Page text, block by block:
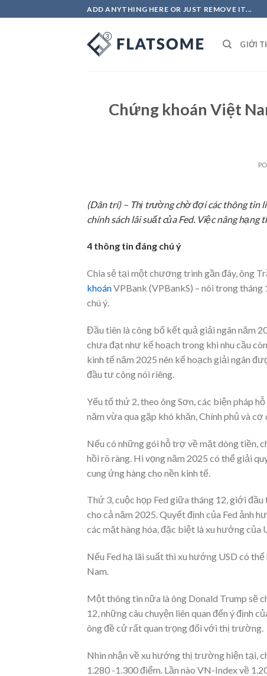
to
ADD ANYTHING HERE OR JUST REMOVE IT...
GIỚI
Chứng khoán Việt
(Dân trí) – Thị trường chờ đợi các thông tin
chính sách lãi suất của Fed. Việc nâng
4 thông tin đáng chú ý
Chia sẻ tại một chương trình gần đây, ông
khoánVPBank (VPBankS) – nói trong
chú ý.
Đầu tiên là công bố kết quả giải ngân năm
chưa đạt như kế hoạch trong khi nhu cầu
kinh tế năm 2025 nên kế hoạch giải ngân
đầu tư công nói riêng.
Yếu tố thứ 2, theo ông Sơn, các biện pháp
năm vừa qua gặp khó khăn, Chính phủ và cơ
Nếu có những gói hỗ trợ về mặt dòng tiền,
hồi rõ ràng. Hi vọng năm 2025 có thể giải
cung ứng hàng cho nền kinh tế.
Thứ 3, cuộc họp Fed giữa tháng 12, giới
cho cả năm 2025. Quyết định của Fed ảnh
các mặt hàng hóa, đặc biệt là xu hướng của
Nếu Fed hạ lãi suất thì xu hướng USD có
Nam.
Một thông tin nữa là ông Donald Trump sẽ
12, những câu chuyện liên quan đến ý định
ông đề cử rất quan trọng đối với thị trường.
Nhìn nhận về xu hướng thị trường hiện tại,
1.280 -1.300 điểm. Lần nào VN-Index về